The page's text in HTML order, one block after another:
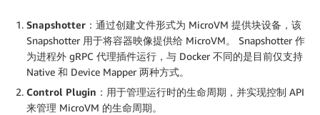
Snapshotter： 通过创建文件形式为 MicroVM 提供块设备，该
Snapshotter 用于将容器映像提供给 MicroVM。 Snapshotter 作
为进程外 gRPC 代理插件运行，与 Docker 不同的是目前仅支持
Native 和 Device Mapper 两种方式。
Control Plugin： 用于管理运行时的生命周期，并实现控制 API
来管理 MicroVM 的生命周期。